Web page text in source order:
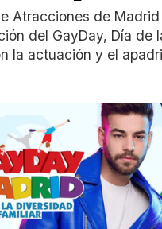
Atracciones de
del GayDay, Día de
la actuación y el